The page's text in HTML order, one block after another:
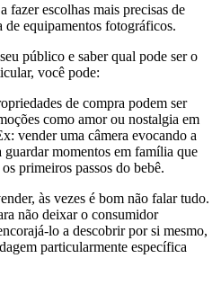
fazer escolhas mais precisas de
de equipamentos fotográficos.
público e saber qual pode ser o
você pode:
de compra podem ser
como amor ou nostalgia em
vender uma câmera evocando a
momentos em família que
primeiros passos do bebê.
às vezes é bom não falar tudo.
não deixar o consumidor
lo a descobrir por si mesmo,
particularmente específica